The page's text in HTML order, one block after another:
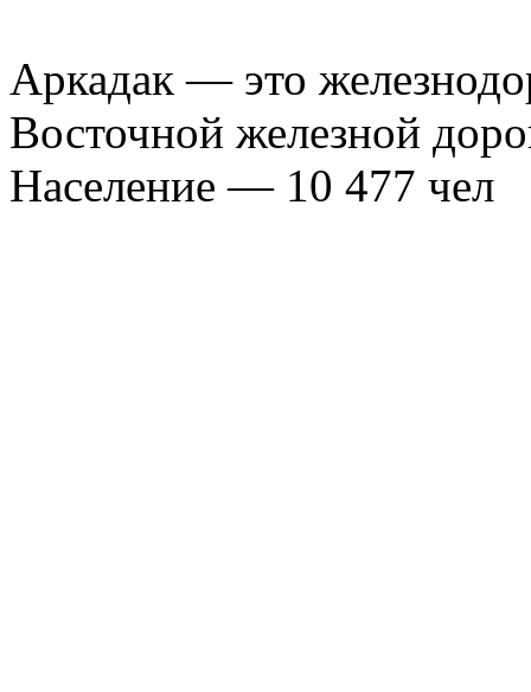
Аркадак — это
Восточной железной
Население — 10 477 чел